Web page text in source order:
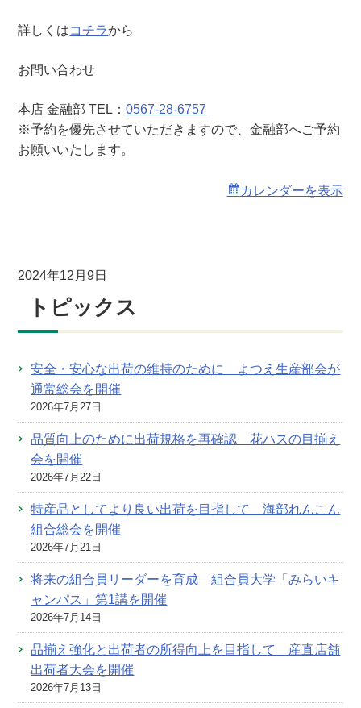
詳しくはコチラから
お問い合わせ
本店 金融部 TEL：0567-28-6757
※予約を優先させていただきますので、金融部へご予約
お願いいたします。
カレンダーを表示
2024年12月9日
トピックス
安全・安心な出荷の維持のために よつえ生産部会が
通常総会を開催
2026年7月27日
品質向上のために出荷規格を再確認 花ハスの目揃え
会を開催
2026年7月22日
特産品としてより良い出荷を目指して 海部れんこん
組合総会を開催
2026年7月21日
将来の組合員リーダーを育成 組合員大学「みらいキ
ャンパス」第1講を開催
2026年7月14日
品揃え強化と出荷者の所得向上を目指して 産直店舗
出荷者大会を開催
2026年7月13日